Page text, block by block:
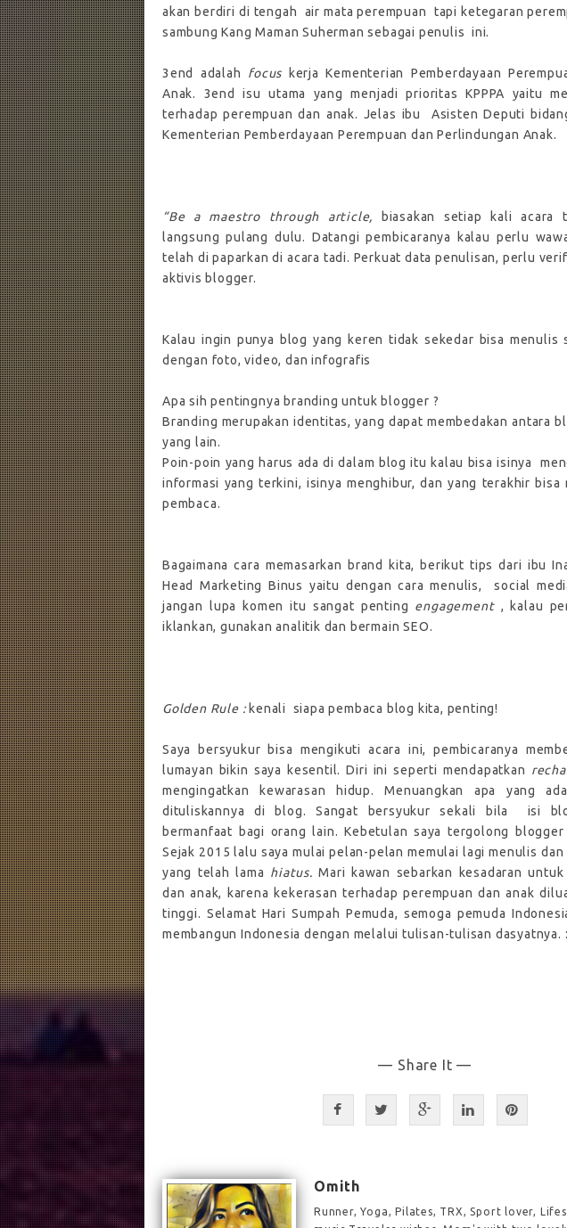
akan berdiri di tengah
air mata perempuan
tapi ketegaran
sambung Kang Maman Suherman sebagai penulis ini.
3end adalah focus
kerja Kementerian Pemberdayaan
Anak. 3end isu utama yang menjadi prioritas KPPPA yaitu
terhadap perempuan dan anak. Jelas ibu
Asisten Deputi
Kementerian Pemberdayaan Perempuan dan Perlindungan Anak.
“Be a maestro through article,
biasakan setiap kali acara
langsung pulang dulu. Datangi pembicaranya kalau perlu
telah di paparkan di acara tadi. Perkuat data penulisan, perlu
aktivis blogger.
Kalau ingin punya blog yang keren tidak sekedar bisa menulis
dengan foto, video, dan infografis
Apa sih pentingnya branding untuk blogger ?
Branding merupakan identitas, yang dapat membedakan antara
yang lain.
Poin-poin yang harus ada di dalam blog itu kalau bisa isinya
informasi yang terkini, isinya menghibur, dan yang terakhir bisa
pembaca.
Bagaimana cara memasarkan brand kita, berikut tips dari ibu
Head Marketing Binus yaitu dengan cara menulis,
social
jangan lupa komen itu sangat penting engagement , kalau
iklankan, gunakan analitik dan bermain SEO.
Golden Rule : kenali siapa pembaca blog kita, penting!
Saya bersyukur bisa mengikuti acara ini, pembicaranya
lumayan bikin saya kesentil. Diri ini seperti mendapatkan
mengingatkan kewarasan hidup. Menuangkan apa yang
dituliskannya di blog. Sangat bersyukur sekali bila
isi
bermanfaat bagi orang lain. Kebetulan saya tergolong
Sejak 2015 lalu saya mulai pelan-pelan memulai lagi menulis
yang telah lama hiatus. Mari kawan sebarkan kesadaran untuk
dan anak, karena kekerasan terhadap perempuan dan anak
tinggi. Selamat Hari Sumpah Pemuda, semoga pemuda
membangun Indonesia dengan melalui tulisan-tulisan dasyatnya.
— Share It —
Omith
Runner, Yoga, Pilates, TRX, Sport lover,